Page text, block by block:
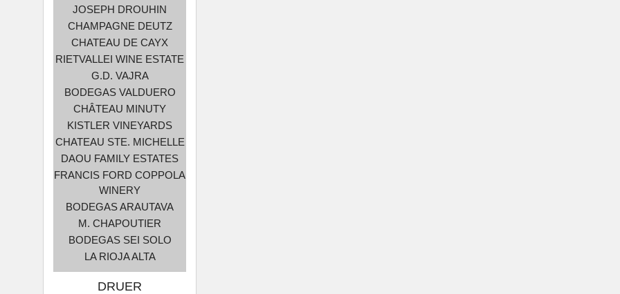
JOSEPH DROUHIN
CHAMPAGNE DEUTZ
CHATEAU DE CAYX
RIETVALLEI WINE ESTATE
G.D. VAJRA
BODEGAS VALDUERO
CHÂTEAU MINUTY
KISTLER VINEYARDS
CHATEAU STE. MICHELLE
DAOU FAMILY ESTATES
FRANCIS FORD COPPOLA
WINERY
BODEGAS ARAUTAVA
M. CHAPOUTIER
BODEGAS SEI SOLO
LA RIOJA ALTA
DRUER